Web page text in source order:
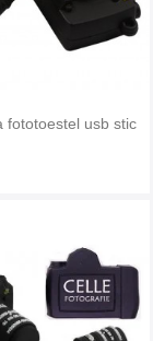
fototoestel usb stic